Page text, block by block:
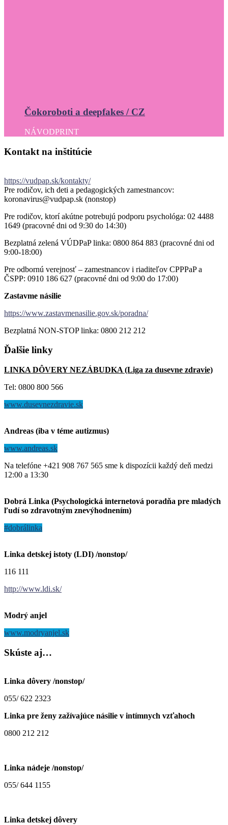
Čokoroboti a deepfakes / CZ
NÁVODPRINT
Kontakt na inštitúcie
https://vudpap.sk/kontakty/
Pre rodičov, ich deti a pedagogických zamestnancov:
koronavirus@vudpap.sk (nonstop)
Pre rodičov, ktorí akútne potrebujú podporu psychológa: 02 4488
1649 (pracovné dni od 9:30 do 14:30)
Bezplatná zelená VÚDPaP linka: 0800 864 883 (pracovné dni od
9:00-18:00)
Pre odbornú verejnosť – zamestnancov i riaditeľov CPPPaP a
ČSPP: 0910 186 627 (pracovné dni od 9:00 do 17:00)
Zastavme násilie
https://www.zastavmenasilie.gov.sk/poradna/
Bezplatná NON-STOP linka: 0800 212 212
Ďalšie linky
LINKA DÔVERY NEZÁBUDKA (Liga za dusevne zdravie)
Tel: 0800 800 566
www.dusevnezdravie.sk
Andreas (iba v téme autizmus)
www.andreas.sk
Na telefóne +421 908 767 565 sme k dispozícii každý deň medzi
12:00 a 13:30
Dobrá Linka (Psychologická internetová poradňa pre mladých
ľudí so zdravotným znevýhodnením)
#dobrálinka
Linka detskej istoty (LDI) /nonstop/
116 111
http://www.ldi.sk/
Modrý anjel
www.modryanjel.sk
Skúste aj…
Linka dôvery /nonstop/
055/ 622 2323
Linka pre ženy zažívajúce násilie v intímnych vzťahoch
0800 212 212
Linka nádeje /nonstop/
055/ 644 1155
Linka detskej dôvery